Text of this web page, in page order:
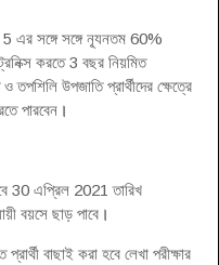
এর সঙ্গে সঙ্গে ন্যূনতম 60%
করতে 3 বছর নিয়মিত
তপশিলি উপজাতি প্রার্থীদের ক্ষেত্রে
পারবেন ।
30 এপ্রিল 2021 তারিখ
বয়সে ছাড় পাবে ।
বাছাই করা হবে লেখা পরীক্ষার